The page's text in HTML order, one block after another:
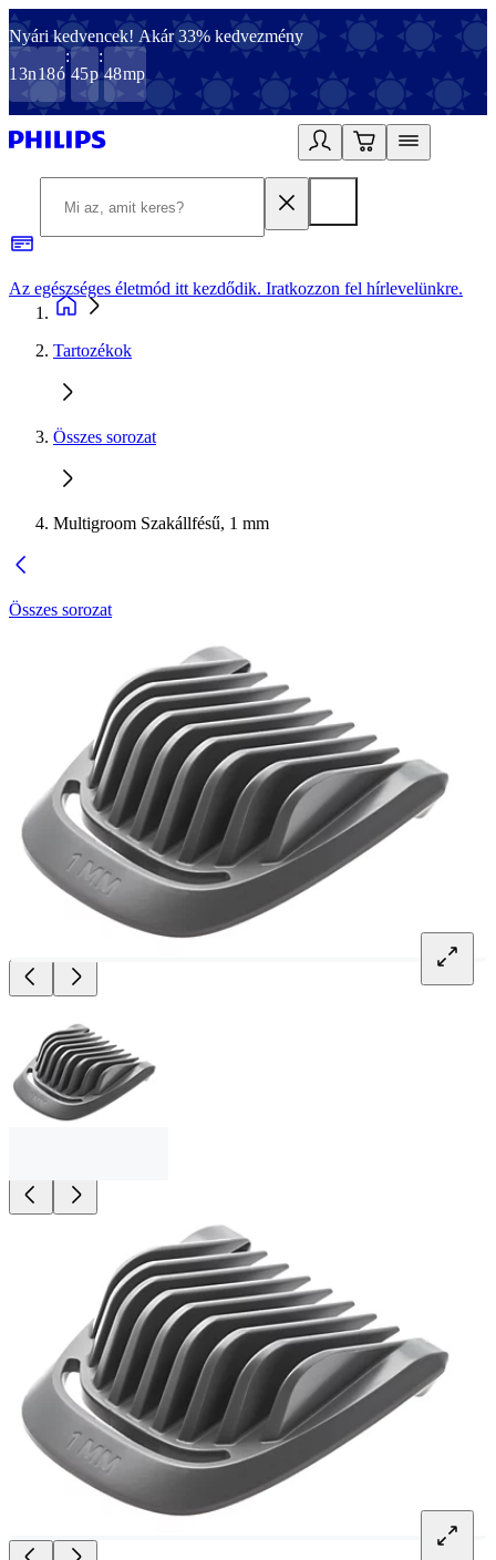
Nyári kedvencek! Akár 33% kedvezmény
13n18ó
:
45p
:
48mp
Az egészséges életmód itt kezdődik. Iratkozzon fel hírlevelünkre.
Tartozékok
Összes sorozat
Multigroom Szakállfésű, 1 mm
Összes sorozat